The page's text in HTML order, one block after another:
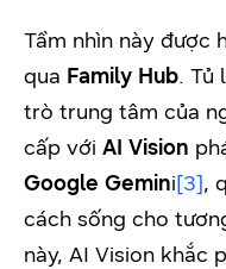
Tầm nhìn này được
qua Family Hub. Tủ
trò trung tâm của
cấp với AI Vision
Google Gemini[3],
cách sống cho
này, AI Vision khắc